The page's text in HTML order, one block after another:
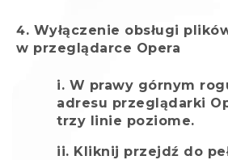
Wyłączenie obsługi
w przeglądarce Opera
W prawy górnym
adresu przeglądarki
trzy linie poziome.
Kliknij przejdź do